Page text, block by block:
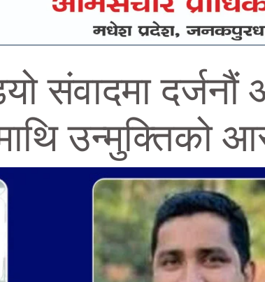
संवादमा
उन्मुक्तिको